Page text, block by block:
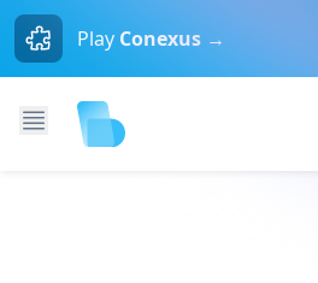
Play Conexus →